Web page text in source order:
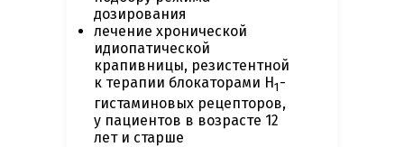
дозирования
лечение хронической
идиопатической
крапивницы, резистентной
к терапии блокаторами Н1-
гистаминовых рецепторов,
у пациентов в возрасте 12
лет и старше